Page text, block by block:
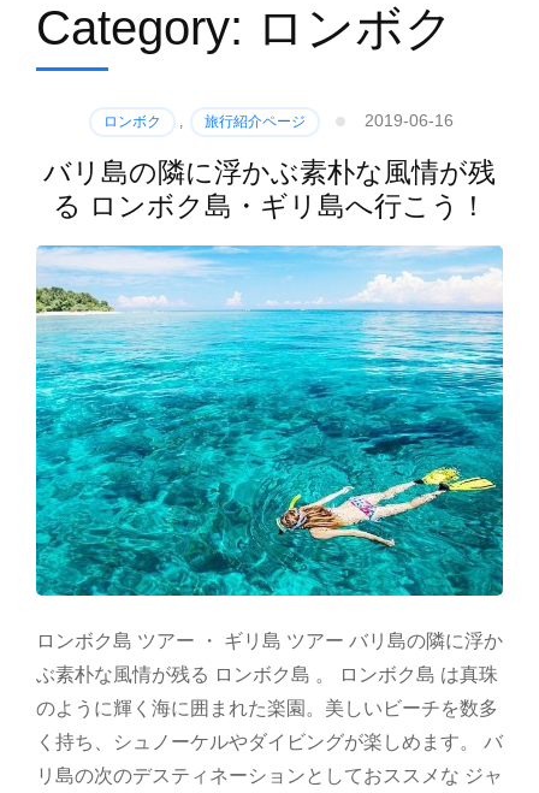
Category: ロンボク
ロンボク , 旅行紹介ページ 2019-06-16
バリ島の隣に浮かぶ素朴な風情が残
る ロンボク島・ギリ島へ行こう！
ロンボク島 ツアー ・ ギリ島 ツアー バリ島の隣に浮か
ぶ素朴な風情が残る ロンボク島 。 ロンボク島 は真珠
のように輝く海に囲まれた楽園。美しいビーチを数多
く持ち、シュノーケルやダイビングが楽しめます。 バ
リ島の次のデスティネーションとしておススメな ジャ